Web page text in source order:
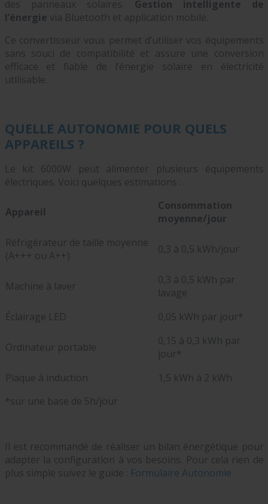
des panneaux solaires. Gestion intelligente de
l’énergie via Bluetooth et application mobile.
Ce convertisseur vous permet d’utiliser vos équipements
sans souci de compatibilité et assure une conversion
efficace et fiable de l’énergie solaire en électricité
utilisable.
QUELLE AUTONOMIE POUR QUELS
APPAREILS ?
Le kit 6000W peut alimenter plusieurs équipements
électriques. Voici quelques estimations :
Appareil
Consommation
moyenne/jour
Réfrigérateur de taille moyenne
(A+++ ou A++)
0,3 à 0,5 kWh/jour
Machine à laver
0,3 à 0,5 kWh par
lavage
Éclairage LED
0,05 kWh par jour*
Ordinateur portable
0,15 à 0,3 kWh par
jour*
Plaque à induction
1,5 kWh à 2 kWh
*sur une base de 5h/jour
Il est recommandé de réaliser un bilan énergétique pour
adapter la configuration à vos besoins. Pour cela rien de
plus simple suivez le guide : Formulaire Autonomie